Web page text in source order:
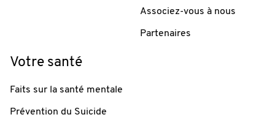
Associez-vous à nous
Partenaires
Votre santé
Faits sur la santé mentale
Prévention du Suicide